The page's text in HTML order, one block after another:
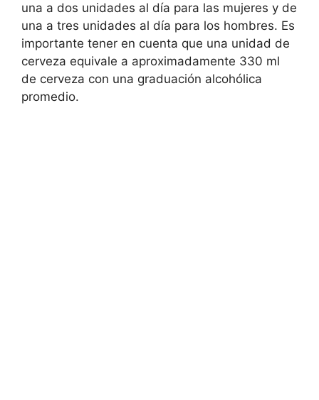
una a dos unidades al día para las mujeres y de
una a tres unidades al día para los hombres. Es
importante tener en cuenta que una unidad de
cerveza equivale a aproximadamente 330 ml
de cerveza con una graduación alcohólica
promedio.